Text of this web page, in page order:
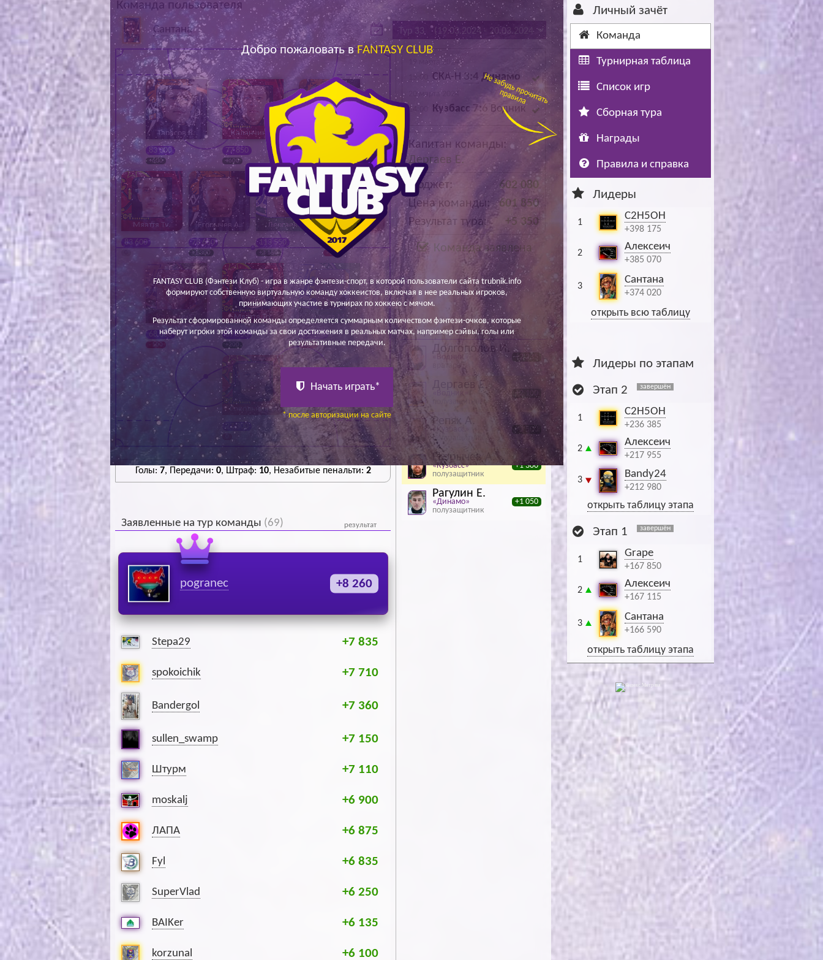
Архив
Max
Архив
Max
Хоккей — КХЛ
Hound: блог болельщика
Ragnar: блог болельщика
Добро пожаловать вFANTASY CLUB
FANTASY CLUB (Фэнтези Клуб) - игра в жанре фэнтези-спорт, в которой пользователи сайта trubnik.info
формируют собственную виртуальную команду хоккеистов, включая в нее реальных игроков,
принимающих участие в турнирах по хоккею с мячом.
Результат сформированной команды определяется суммарным количеством фэнтези-очков, которые
наберут игроки этой команды за свои достижения в реальных матчах, например сэйвы, голы или
результативные передачи.
Начать играть*
* после авторизации на сайте
Команда пользователя
Сантана
Сокольников
М.
27 300
Калинин С.
68 800
- 100
Мяаття То.
37 350
+200
Гурьев М.
29 100
-100
Мяаття Ту.
83 600
Егорычев А.
78 650
+1 300
Дергаев Е.
113 550
+3 150
Макаров Д.
74 500
- 300
Тарасов В.
83 000
+600
Каланчин В.
77 850
+600
Дарковский Р.
68 200
0
Голы: 7, Передачи: 0, Штраф: 10, Незабитые пенальти: 2
Заявленные на тур команды (69) результат
pogranec +8 260
Stepa29 +7 835
spokoichik +7 710
Bandergol +7 360
sullen_swamp +7 150
Штурм +7 110
moskalj +6 900
ЛАПА +6 875
Fyl +6 835
SuperVlad +6 250
BAIKer +6 135
korzunal +6 100
19 марта 2024
15:00
СКА-Н3 :4 Динамо
20 марта 2024
14:00
Кузбасс 7:6 Водник
Капитан команды:
Дергаев Е.
Бюджет:
602 080
Цена команды:
601 850
Результат тура:
+5 350
Команда заявлена
5 лучших игроков тура
Долгополов И.
«Водник»
вратарь
+2 235
Дергаев Е.
+2 100
Репях А.
«Кузбасс»
полузащитник
+1 500
Егорычев А.
«Кузбасс»
полузащитник
+1 300
Рагулин Е.
«Динамо»
полузащитник
+1 050
Личный зачёт
Команда
Турнирная таблица
Список игр
Сборная тура
Награды
Правила и справка
Лидеры
1
C2H5OH
+398 175
2
Алексеич
+385 070
3
Сантана
+374 020
открыть всю таблицу
Лидеры по этапам
Этап 2 завершён
1
C2H5OH
+236 385
2
Алексеич
+217 955
3 Bandy24
+212 980
открыть таблицу этапа
Этап 1 завершён
1
Grape
+167 850
2
Алексеич
+167 115
3
Сантана
+166 590
открыть таблицу этапа